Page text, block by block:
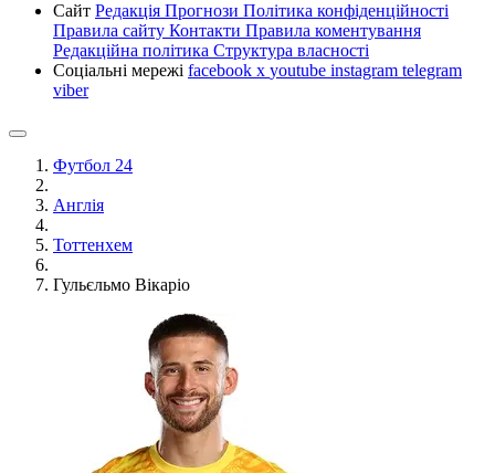
Сайт Редакція Прогнози Політика конфіденційності
Правила сайту Контакти Правила коментування
Редакційна політика Структура власності
Соціальні мережі facebook x youtube instagram telegram
viber
Футбол 24
Англія
Тоттенхем
Гульєльмо Вікаріо